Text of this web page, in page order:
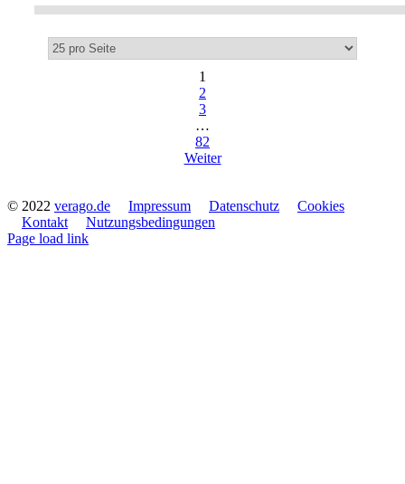
1
2
3
…
82
Weiter
© 2022 verago.de Impressum Datenschutz
Cookies
Kontakt
Nutzungsbedingungen
Page load link